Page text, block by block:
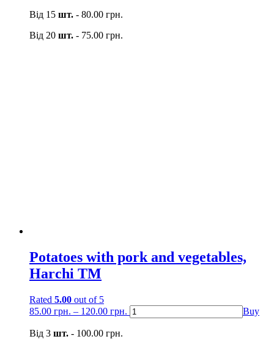
Від 15 шт. - 80.00 грн.
Від 20 шт. - 75.00 грн.
Potatoes with pork and vegetables,
Harchi TM
Rated 5.00 out of 5
85.00 грн. – 120.00 грн. Buy
Від 3 шт. - 100.00 грн.